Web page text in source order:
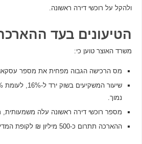
ולהקל על רוכשי דירה ראשונה.
הטיעונים בעד
משרד האוצר טוען כי:
מס הרכישה הגבוה מפחית את מספר
נמוך.
מספר רוכשי דירה ראשונה עלה משמעותית, מ-45% ל-
ההארכה תתרום כ-500 מיליון ₪ לקופת המדינה בכל שנה.